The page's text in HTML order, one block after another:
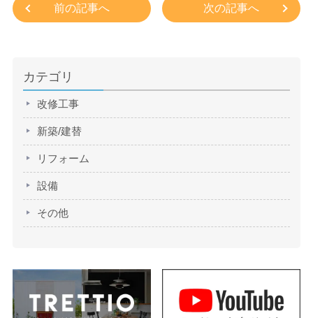
前の記事へ 次の記事へ
カテゴリ
改修工事
新築/建替
リフォーム
設備
その他